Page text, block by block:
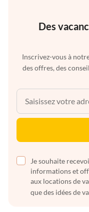
Des
Inscrivez-vous à
des offres, des
Je souhaite
informations et
aux locations de
que des idées de